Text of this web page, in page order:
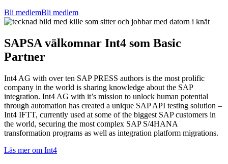
Bli medlemBli medlem
SAPSA välkomnar Int4 som Basic
Partner
Int4 AG with over ten SAP PRESS authors is the most prolific
company in the world is sharing knowledge about the SAP
integration. Int4 AG with it’s mission to unlock human potential
through automation has created a unique SAP API testing solution –
Int4 IFTT, currently used at some of the biggest SAP customers in
the world, securing the most complex SAP S/4HANA
transformation programs as well as integration platform migrations.
Läs mer om Int4